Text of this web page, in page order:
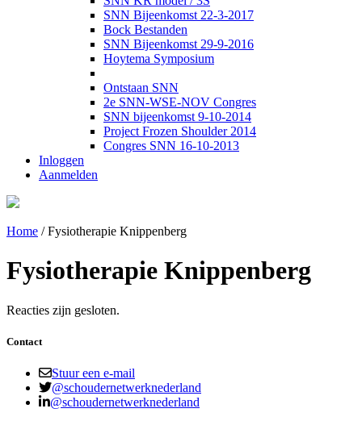
SNN Bijeenkomst 22-3-2017
Bock Bestanden
SNN Bijeenkomst 29-9-2016
Hoytema Symposium
Ontstaan SNN
2e SNN-WSE-NOV Congres
SNN bijeenkomst 9-10-2014
Project Frozen Shoulder 2014
Congres SNN 16-10-2013
Inloggen
Aanmelden
Home /Fysiotherapie Knippenberg
Fysiotherapie Knippenberg
Reacties zijn gesloten.
Contact
Stuur een e-mail
@schoudernetwerknederland
@schoudernetwerknederland